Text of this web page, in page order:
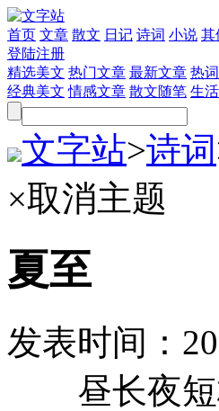
首页 文章 散文 日记 诗词 小说 其
登陆注册
精选美文 热门文章 最新文章 热
经典美文 情感文章 散文随笔 生
文字站>诗词
×取消主题
夏至
发表时间：
昼长夜短